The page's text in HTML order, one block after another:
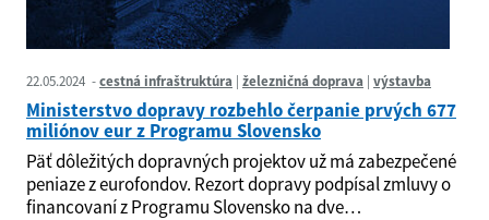
22.05.2024 cestná infraštruktúra železničná doprava výstavba
Ministerstvo dopravy rozbehlo čerpanie prvých 677
miliónov eur z Programu Slovensko
Päť dôležitých dopravných projektov už má zabezpečené
peniaze z eurofondov. Rezort dopravy podpísal zmluvy o
financovaní z Programu Slovensko na dve…